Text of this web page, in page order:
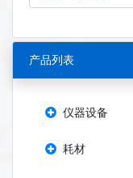
产品列表
仪器设备
耗材